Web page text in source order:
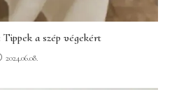
Tippek a szép végekért
2024.06.08.